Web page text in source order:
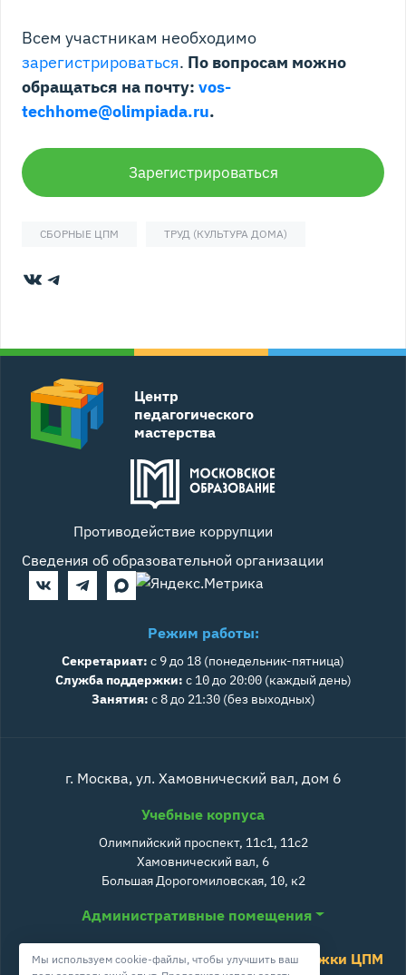
Всем участникам необходимо
зарегистрироваться. По вопросам можно
обращаться на почту: vos-
techhome@olimpiada.ru.
Зарегистрироваться
СБОРНЫЕ ЦПМ ТРУД (КУЛЬТУРА ДОМА)
ВКонтакте
Telegram
Центр
педагогического
мастерства
Противодействие коррупции
Сведения об образовательной организации
Режим работы:
Секретариат: с 9 до 18 (понедельник-пятница)
Служба поддержки: с 10 до 20:00 (каждый день)
Занятия: с 8 до 21:30 (без выходных)
г. Москва, ул. Хамовнический вал, дом 6
Учебные корпуса
Олимпийский проспект, 11с1, 11с2
Хамовнический вал, 6
Большая Дорогомиловская, 10, к2
Административные помещения
Служба поддержки ЦПМ
Мы используем cookie-файлы, чтобы улучшить ваш